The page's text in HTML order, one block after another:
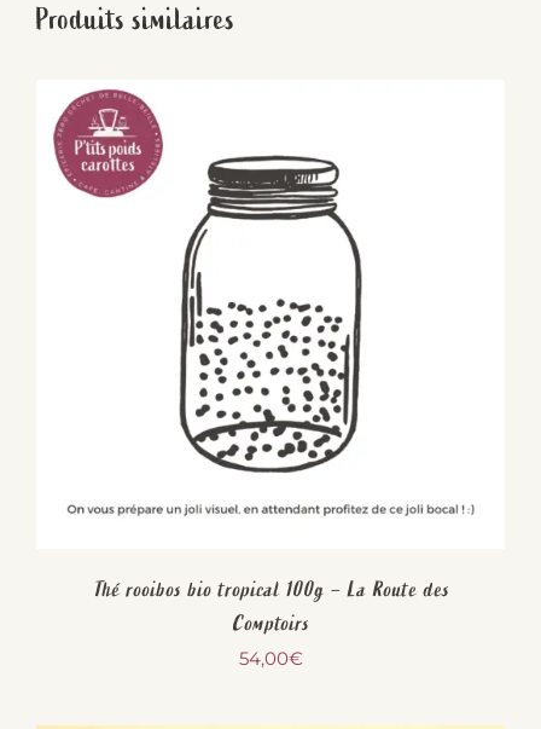
Produits similaires
Thé rooibos bio tropical 100g – La Route des
Comptoirs
54,00€